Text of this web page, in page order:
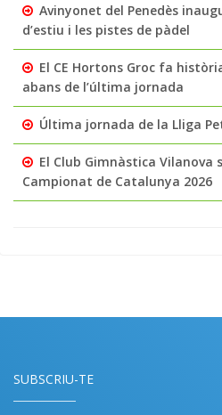
Avinyonet del Penedès
d’estiu i les pistes de pàdel
El CE Hortons Groc fa
abans de l’última jornada
Última jornada de la Lliga
El Club Gimnàstica Vilanova
Campionat de Catalunya 2026
SUBSCRIU-TE